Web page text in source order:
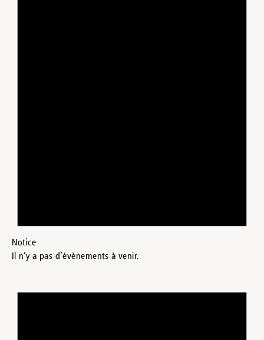
Notice
Il n’y a pas d’évènements à venir.